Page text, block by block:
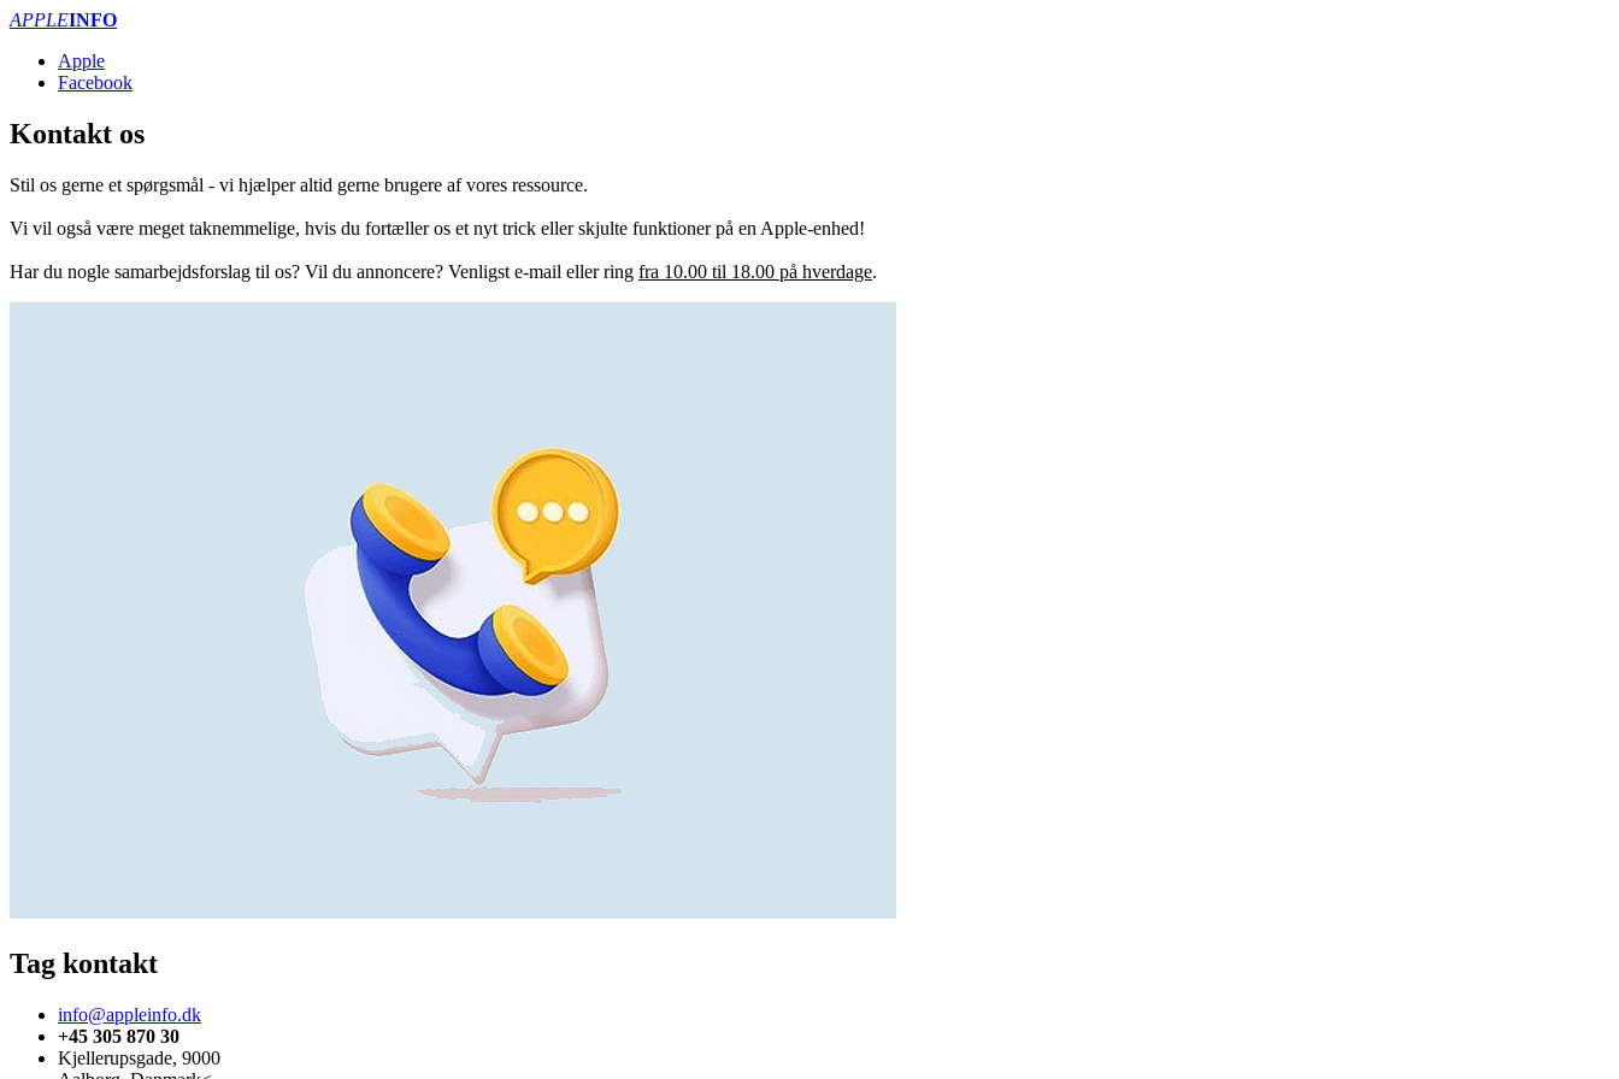
APPLEINFO
Apple
Facebook
Kontakt os
Stil os gerne et spørgsmål - vi hjælper altid gerne brugere af vores ressource.
Vi vil også være meget taknemmelige, hvis du fortæller os et nyt trick eller skjulte funktioner på en Apple-enhed!
Har du nogle samarbejdsforslag til os? Vil du annoncere? Venligst e-mail eller ring fra 10.00 til 18.00 på hverdage.
Tag kontakt
info@appleinfo.dk
+45 305 870 30
Kjellerupsgade, 9000